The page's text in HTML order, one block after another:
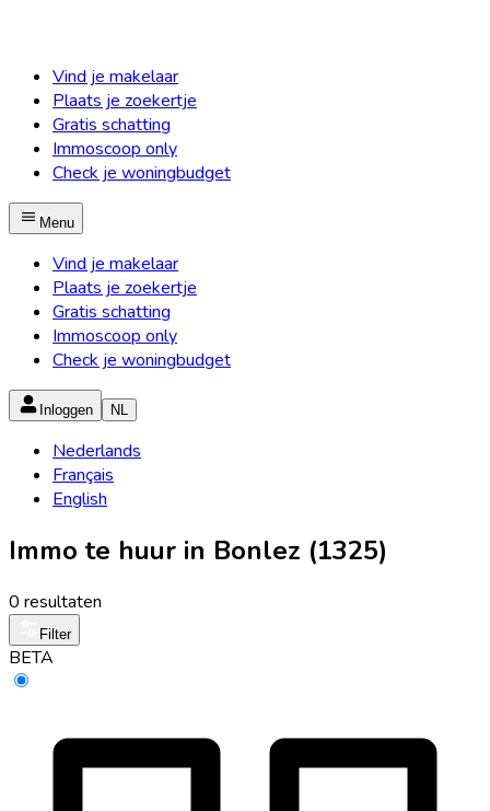
Vind je makelaar
Plaats je zoekertje
Gratis schatting
Immoscoop only
Check je woningbudget
Menu
Vind je makelaar
Plaats je zoekertje
Gratis schatting
Immoscoop only
Check je woningbudget
Inloggen NL
Nederlands
Français
English
Immo te huur in Bonlez (1325)
0 resultaten
Filter
BETA